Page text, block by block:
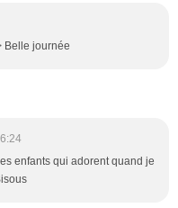
Belle journée
enfants qui adorent quand je